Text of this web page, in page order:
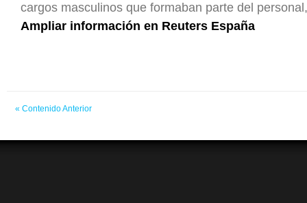
cargos masculinos que formaban parte del
Ampliar información en Reuters España
« Contenido Anterior